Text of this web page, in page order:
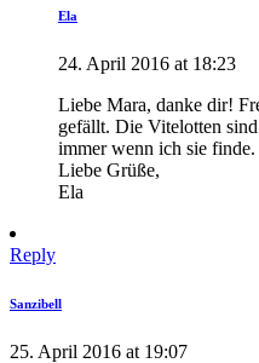
Ela
24. April 2016 at 18:23
Liebe Mara, danke dir!
gefällt. Die Vitelotten
immer wenn ich sie
Liebe Grüße,
Ela
Reply
Sanzibell
25. April 2016 at 19:07